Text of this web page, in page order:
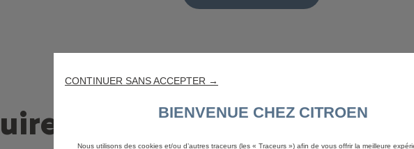
zen
CONTINUER SANS ACCEPTER →
BIENVENUE CHEZ CITROEN
Nous utilisons des cookies et/ou d’autres traceurs (les « Traceurs ») afin de vous offrir la meilleure